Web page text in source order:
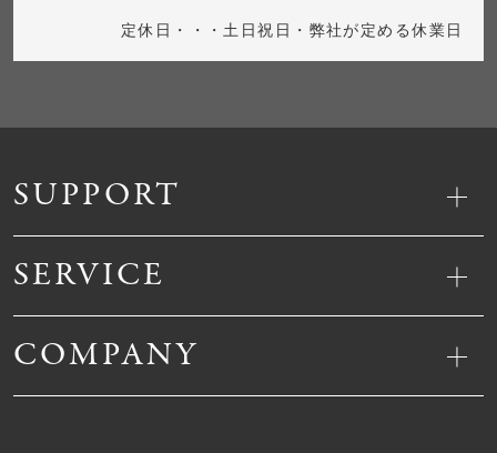
SUPPORT
SERVICE
COMPANY
定休日・・・土日祝日・弊社が定める休業日